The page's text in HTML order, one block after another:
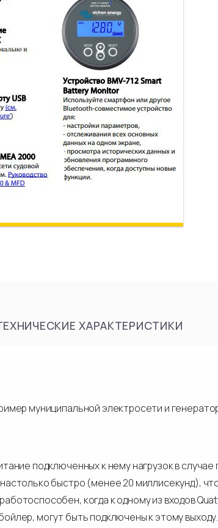
ХАРАКТЕРИСТИКИ
муниципальной электросети и
подключенных к нему нагрузок в
быстро (менее 20 миллисекунд),
когда к одному из входов
могут быть подключены к этому выходу.